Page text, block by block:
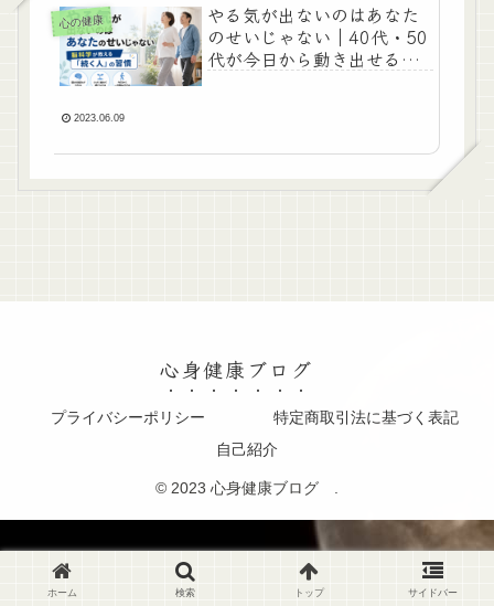
心の健康
やる気が出ないのはあなた
のせいじゃない｜40代・50
代が今日から動き出せる脳
2023.06.09
心身健康ブログ
プライバシーポリシー
特定商取引法に基づく表記
自己紹介
© 2023 心身健康ブログ .
ホーム 検索 トップ サイドバー